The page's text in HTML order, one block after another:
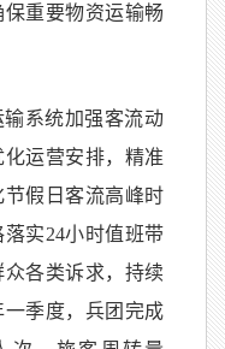
重要物资运输畅
系统加强客流动
运营安排，精准
假日客流高峰时
实24小时值班带
各类诉求，持续
季度，兵团完成